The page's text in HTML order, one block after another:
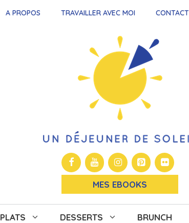
A PROPOS TRAVAILLER AVEC MOI CONTACT
MES EBOOKS
PLATS DESSERTS BRUNCH